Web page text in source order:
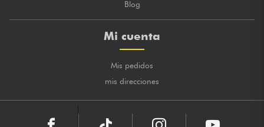
Blog
Mi cuenta
Mis pedidos
mis direcciones